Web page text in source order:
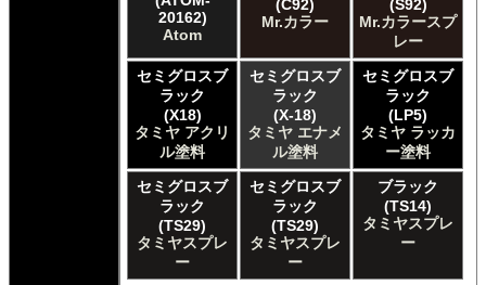
タミヤ タミヤ エアーモデルスプレー
タミヤ タミヤ エナメル塗料
タミヤ タミヤ トップコート/サーフェイサー/プライマー
タミヤ タミヤ ラッカー塗料
タミヤ タミヤスプレー
タミヤ タミヤスプレー
タミヤ タミヤスプレーAS
ＧＳＩクレオス Master Series Paints Pathfinder
ＧＳＩクレオス Mr.カラー
ＧＳＩクレオス Mr.カラー GX
ＧＳＩクレオス Mr.カラー 色ノ源
20162)
Atom
(C92)
Mr.カラー
(S92)
Mr.カラースプ
レー
セミグロスブ
ラック
(X18)
タミヤ アクリ
ル塗料
セミグロスブ
ラック
(X-18)
タミヤ エナメ
ル塗料
セミグロスブ
ラック
(LP5)
タミヤ ラッカ
ー塗料
セミグロスブ
ラック
(TS29)
タミヤスプレ
ー
セミグロスブ
ラック
(TS29)
タミヤスプレ
ー
ブラック
(TS14)
タミヤスプレ
ー